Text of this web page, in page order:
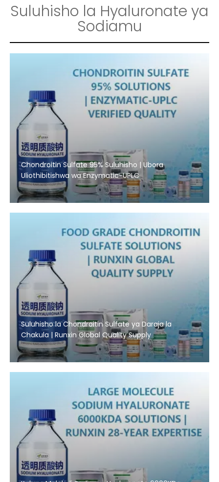
Suluhisho la Hyaluronate ya
Sodiamu
Chondroitin Sulfate 95% Suluhisho | Ubora
Uliothibitishwa wa Enzymatic-UPLC
Suluhisho la Chondroitin Sulfate ya Daraja la
Chakula | Runxin Global Quality Supply